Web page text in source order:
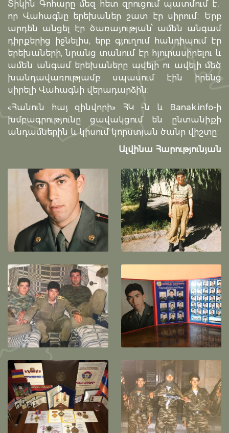
Տիկին Գոհարը մեզ հետ զրուցում պատմում է,
որ Վահագնը երեխաներ շատ էր սիրում։ Երբ
արդեն անցել էր ծառայության՝ ամեն անգամ
դիրքերից իջնելիս, երբ գյուղում հանդիպում էր
երեխաների, նրանց տանում էր հյուրասիրելու և
ամեն անգամ երեխաները ավելի ու ավելի մեծ
խանդավառությամբ սպասում էին իրենց
սիրելի Վահագնի վերադարձին։
«Հանուն հայ զինվորի» ՀԿ -ն և Banak.info-ի
խմբագրությունը ցավակցում են ընտանիքի
անդամներին և կիսում կորստյան ծանր վիշտը։
Ալվինա Հարությունյան